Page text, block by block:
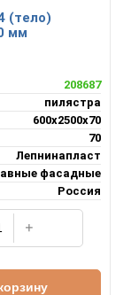
(тело)
мм
208687
пилястра
600х2500х70
70
Лепнинапласт
фасадные
Россия